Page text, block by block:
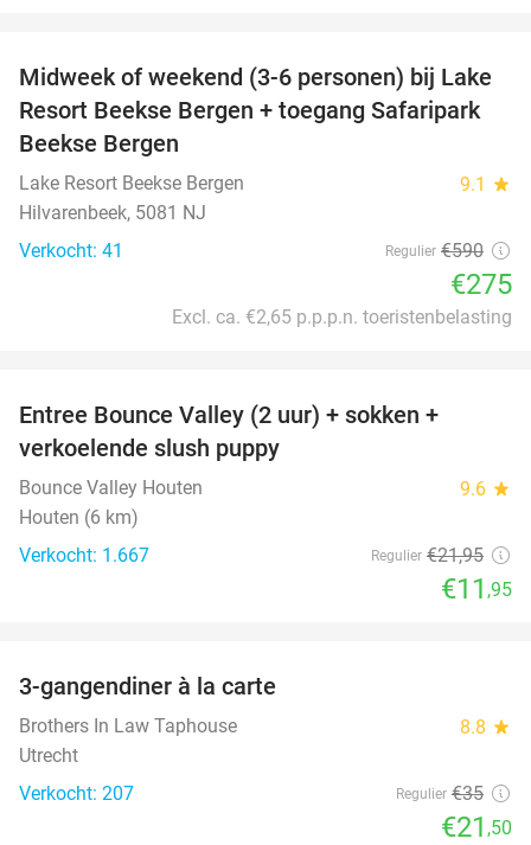
53%
Midweek of weekend (3-6 personen) bij Lake
Resort Beekse Bergen + toegang Safaripark
Beekse Bergen
Lake Resort Beekse Bergen 9.1 star
Hilvarenbeek, 5081 NJ
Verkocht: 41
Regulier €590
€275
Excl. ca. €2,65 p.p.p.n. toeristenbelasting
Entree Bounce Valley (2 uur) + sokken +
verkoelende slush puppy
Bounce Valley Houten 9.6 star
Houten (6 km)
Verkocht: 1.667
Regulier €21,95
€11 ,95
3-gangendiner à la carte
Brothers In Law Taphouse 8.8 star
Utrecht
Verkocht: 207
Regulier €35
€21 ,50